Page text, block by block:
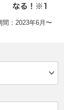
：2023年6月〜